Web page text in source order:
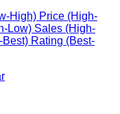
High) Price (High-
Low) Sales (High-
Best) Rating (Best-